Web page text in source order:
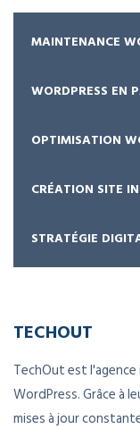
MAINTENANCE
WORDPRESS EN
OPTIMISATION
CRÉATION SITE
STRATÉGIE
TECHOUT
TechOut est
WordPress. Grâce à
mises à jour